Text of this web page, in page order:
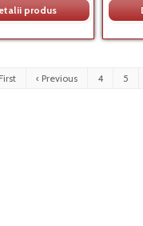
produs
‹ Previous 4 5